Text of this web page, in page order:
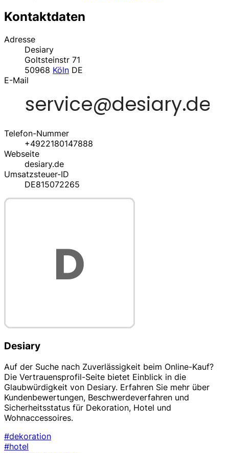
Kontaktdaten
Adresse
Desiary
Goltsteinstr 71
50968 Köln DE
E-Mail
Telefon-Nummer
+4922180147888
Webseite
desiary.de
Umsatzsteuer-ID
DE815072265
Desiary
Auf der Suche nach Zuverlässigkeit beim Online-Kauf?
Die Vertrauensprofil-Seite bietet Einblick in die
Glaubwürdigkeit von Desiary. Erfahren Sie mehr über
Kundenbewertungen, Beschwerdeverfahren und
Sicherheitsstatus für Dekoration, Hotel und
Wohnaccessoires.
#dekoration
#hotel